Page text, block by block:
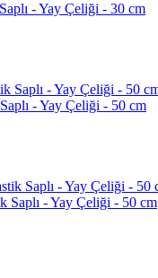
- Yay Çeliği - 30 cm
- Yay Çeliği - 50 cm
Saplı - Yay Çeliği - 50 cm